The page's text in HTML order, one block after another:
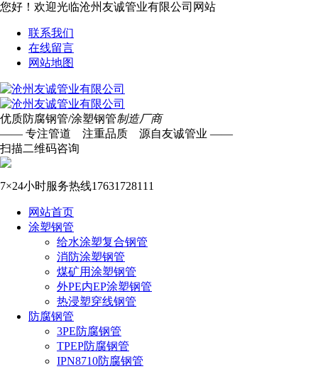
您好！欢迎光临沧州友诚管业有限公司网站
联系我们
在线留言
网站地图
优质防腐钢管/涂塑钢管制造厂商
—— 专注管道 注重品质 源自友诚管业 ——
扫描二维码咨询
7×24小时服务热线17631728111
网站首页
涂塑钢管
给水涂塑复合钢管
消防涂塑钢管
煤矿用涂塑钢管
外PE内EP涂塑钢管
热浸塑穿线钢管
防腐钢管
3PE防腐钢管
TPEP防腐钢管
IPN8710防腐钢管